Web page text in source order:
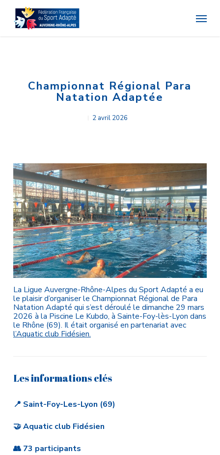
main
content
Menu
Championnat Régional Para
Natation Adaptée
2 avril 2026
La Ligue Auvergne-Rhône-Alpes du Sport Adapté a eu
le plaisir d’organiser le Championnat Régional de Para
Natation Adapté qui s’est déroulé le dimanche 29 mars
2026 à la Piscine Le Kubdo, à Sainte-Foy-lès-Lyon dans
le Rhône (69). Il était organisé en partenariat avec
l’Aquatic club Fidésien.
Les informations clés
📍 Saint-Foy-Les-Lyon (69)
🤝 Aquatic club Fidésien
👥 73 participants